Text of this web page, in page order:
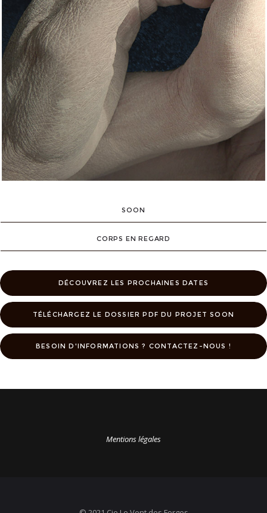
SOON
CORPS EN REGARD
DÉCOUVREZ LES PROCHAINES DATES
TÉLÉCHARGEZ LE DOSSIER PDF DU PROJET SOON
BESOIN D'INFORMATIONS ? CONTACTEZ-NOUS !
Mentions légales